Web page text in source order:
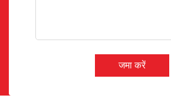
जमा करें